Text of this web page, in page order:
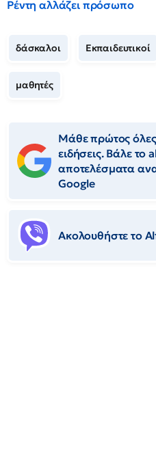
Ρέντη αλλάζει πρόσωπο
δάσκαλοι Εκπαιδευτικοί
μαθητές
Μάθε πρώτος όλες
ειδήσεις. Βάλε το
αποτελέσματα
Google
Ακολουθήστε το